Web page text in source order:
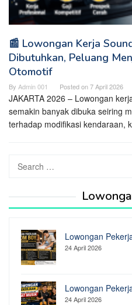
📰 Lowongan Kerja
Dibutuhkan, Peluang
Otomotif
By Admin 001 Posted on7 April 2026
JAKARTA 2026 – Lowongan
semakin banyak dibuka seiring
terhadap modifikasi kendaraan,
Search
for:
Lowongan
24 April 2026
Lowongan
24 April 2026